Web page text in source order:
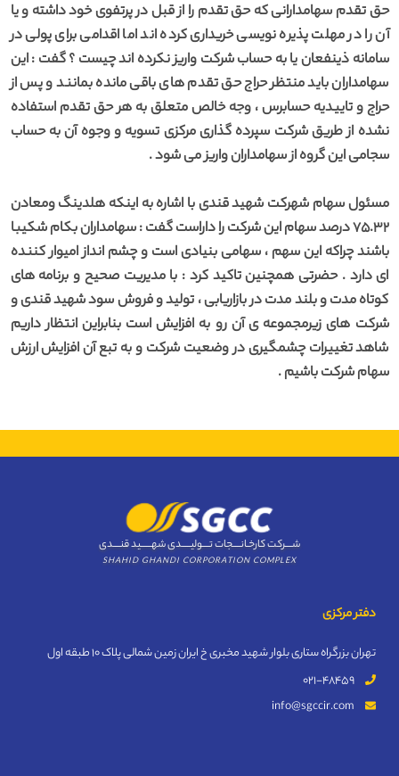
حق تقدم سهامدارانی که حق تقدم را از قبل در پرتفوی خود داشته و یا
آن را در مهلت پذیره نویسی خریداری کرده اند اما اقدامی برای پولی در
سامانه ذینفعان یا به حساب شرکت واریز نکرده اند چیست ؟ گفت : این
سهامداران باید منتظر حراج حق تقدم های باقی مانده بمانند و پس از
حراج و تاییدیه حسابرس ، وجه خالص متعلق به هر حق تقدم استفاده
نشده از طریق شرکت سپرده گذاری مرکزی تسویه و وجوه آن به حساب
سجامی این گروه از سهامداران واریز می شود .
مسئول سهام شهرکت شهید قندی با اشاره به اینکه هلدینگ ومعادن
75.32 درصد سهام این شرکت را داراست گفت : سهامداران بکام شکیبا
باشند چراکه این سهم ، سهامی بنیادی است و چشم انداز امیوار کننده
ای دارد . حضرتی همچنین تاکید کرد : با مدیریت صحیح و برنامه های
کوتاه مدت و بلند مدت در بازاریابی ، تولید و فروش سود شهید قندی و
شرکت های زیرمجموعه ی آن رو به افزایش است بنابراین انتظار داریم
شاهد تغییرات چشمگیری در وضعیت شرکت و به تبع آن افزایش ارزش
سهام شرکت باشیم .
شــــرکت کارخـانــــجات تــــولیـــــدی شهــــــید قنــــدی
SHAHID GHANDI CORPORATION COMPLEX
دفتر مرکزی
تهران بزرگراه ستاری بلوار شهید مخبری خ ایران زمین شمالی پلاک 10 طبقه اول